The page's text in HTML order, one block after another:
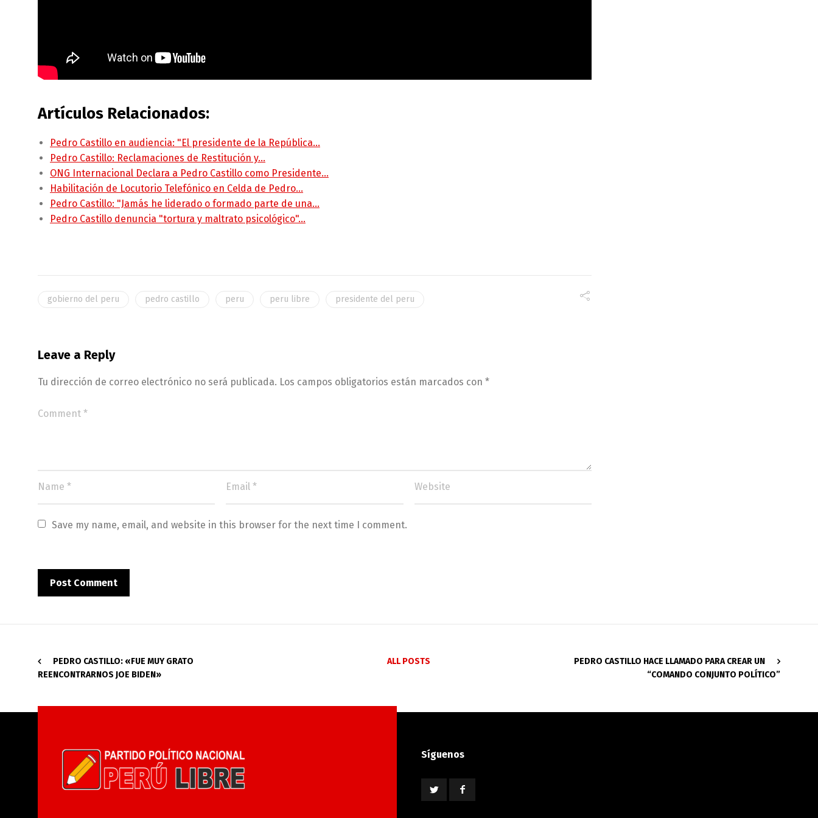
Artículos Relacionados:
Pedro Castillo en audiencia: "El presidente de la República…
Pedro Castillo: Reclamaciones de Restitución y…
ONG Internacional Declara a Pedro Castillo como Presidente…
Habilitación de Locutorio Telefónico en Celda de Pedro…
Pedro Castillo: "Jamás he liderado o formado parte de una…
Pedro Castillo denuncia "tortura y maltrato psicológico"…
gobierno del peru pedro castillo peru peru libre presidente del peru
Leave a Reply
Tu dirección de correo electrónico no será publicada. Los campos obligatorios están marcados con *
Save my name, email, and website in this browser for the next time I comment.
PEDRO CASTILLO: «FUE MUY GRATO
REENCONTRARNOS JOE BIDEN»
ALL POSTS
PEDRO CASTILLO HACE LLAMADO PARA CREAR UN
“COMANDO CONJUNTO POLÍTICO”
Síguenos